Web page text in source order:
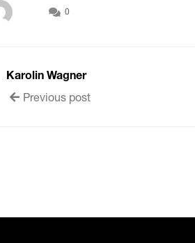
0
Karolin Wagner
Previous post